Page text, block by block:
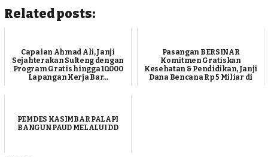
Related posts:
Capaian Ahmad Ali, Janji
Sejahterakan Sulteng dengan
Program Gratis hingga 10.000
Lapangan Kerja Bar...
Pasangan BERSINAR
Komitmen Gratiskan
Kesehatan & Pendidikan, Janji
Dana Bencana Rp 5 Miliar di
PEMDES KASIMBAR PALAPI
BANGUN PAUD MELALUI DD